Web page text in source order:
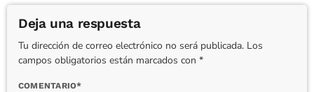
Deja una respuesta
Tu dirección de correo electrónico no será publicada. Los
campos obligatorios están marcados con *
COMENTARIO*